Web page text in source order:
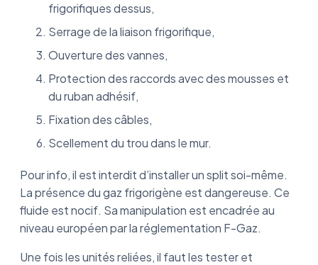
frigorifiques dessus,
Serrage de la liaison frigorifique,
Ouverture des vannes,
Protection des raccords avec des mousses et
du ruban adhésif,
Fixation des câbles,
Scellement du trou dans le mur.
Pour info, il est interdit d’installer un split soi-même.
La présence du gaz frigorigène est dangereuse. Ce
fluide est nocif. Sa manipulation est encadrée au
niveau européen par la réglementation F-Gaz.
Une fois les unités reliées, il faut les tester et